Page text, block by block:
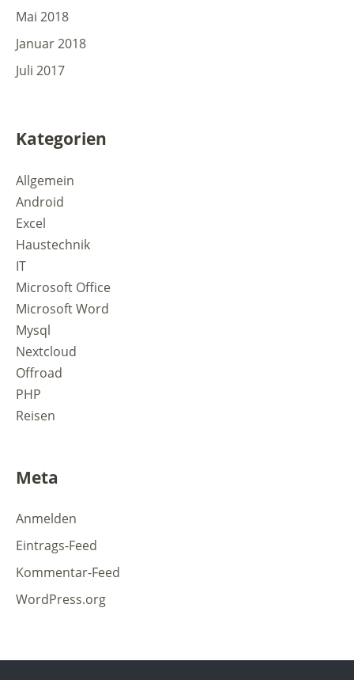
Mai 2018
Januar 2018
Juli 2017
Kategorien
Allgemein
Android
Excel
Haustechnik
IT
Microsoft Office
Microsoft Word
Mysql
Nextcloud
Offroad
PHP
Reisen
Meta
Anmelden
Eintrags-Feed
Kommentar-Feed
WordPress.org